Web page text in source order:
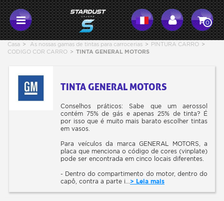
0
Casa > As nossas gamas de tintas para carrocerias > PINTURA CARRO >
CODIGO COR CARRO > TINTA GENERAL MOTORS
TINTA GENERAL MOTORS
Conselhos práticos: Sabe que um aerossol
contém 75% de gás e apenas 25% de tinta? É
por isso que é muito mais barato escolher tintas
em vasos.
Para veículos da marca GENERAL MOTORS, a
placa que menciona o código de cores (vinplate)
pode ser encontrada em cinco locais diferentes.
- Dentro do compartimento do motor, dentro do
capô, contra a parte i...> Leia mais